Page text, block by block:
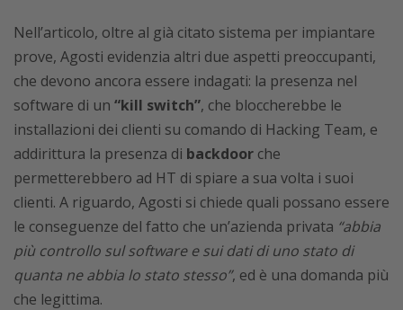
Nell’articolo, oltre al già citato sistema per impiantare
prove, Agosti evidenzia altri due aspetti preoccupanti,
che devono ancora essere indagati: la presenza nel
software di un “kill switch”, che bloccherebbe le
installazioni dei clienti su comando di Hacking Team, e
addirittura la presenza di backdoor che
permetterebbero ad HT di spiare a sua volta i suoi
clienti. A riguardo, Agosti si chiede quali possano essere
le conseguenze del fatto che un’azienda privata “abbia
più controllo sul software e sui dati di uno stato di
quanta ne abbia lo stato stesso”, ed è una domanda più
che legittima.